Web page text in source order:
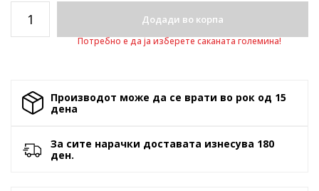
Додади во корпа
Потребно е да ја изберете саканата големина!
Производот може да се врати во рок од 15
денa
За сите нарачки доставата изнесува 180
ден.